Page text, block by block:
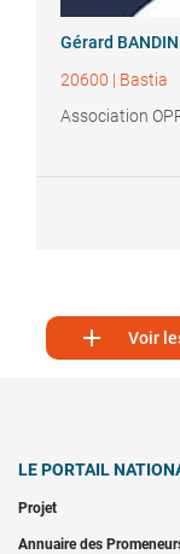
Gérard
20600 | Bastia
Association
 Voir
LE PORTAIL
Projet
Annuaire des